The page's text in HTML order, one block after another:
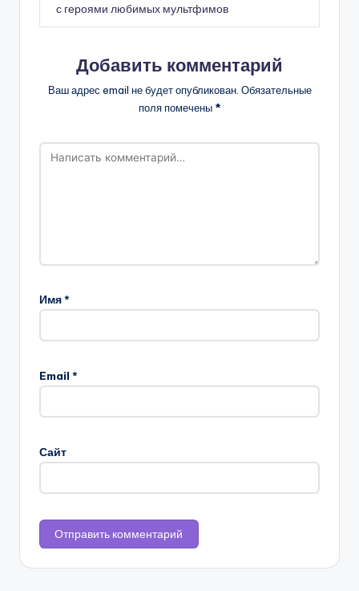
с героями любимых мультфимов
Добавить комментарий
Ваш адрес email не будет опубликован. Обязательные
поля помечены *
Имя*
Email *
Сайт